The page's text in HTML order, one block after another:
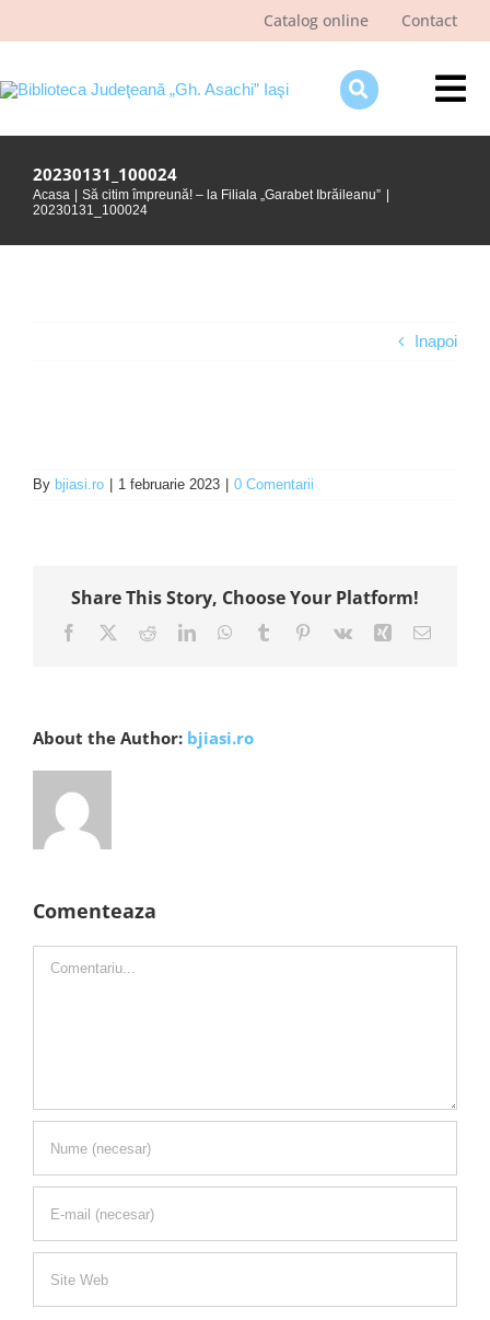
Catalog online Contact
Despre bibliotecă
Pagina cititorului
Ştiri şi evenimente
20230131_100024
Acasa
Să citim împreună! – la Filiala „Garabet Ibrăileanu”
20230131_100024
Inapoi
By bjiasi.ro 1 februarie 2023 0 Comentarii
Share This Story, Choose Your Platform!
Facebook RedditLinkedInWhatsApp
Tumblr Pinterest
Vk Xing E-
About the Author: bjiasi.ro
Comenteaza